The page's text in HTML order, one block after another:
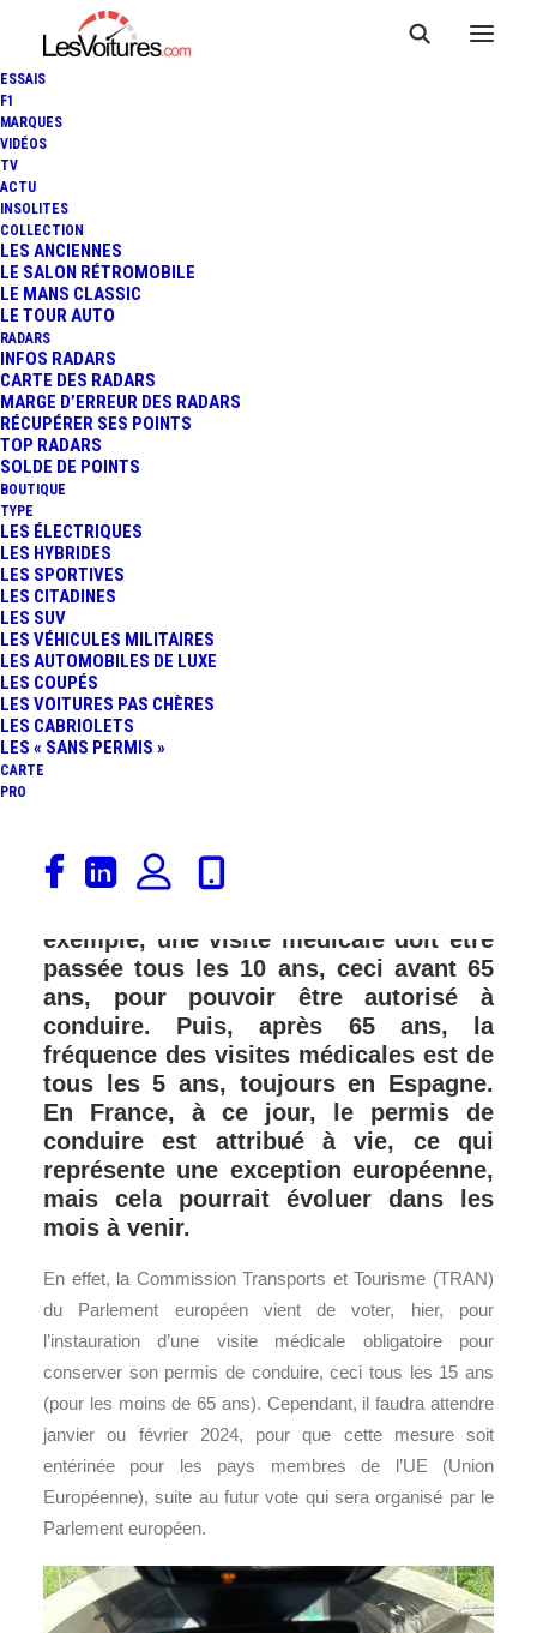
ESSAIS
F1
MARQUES
VIDÉOS
TV
ACTU
INSOLITES
COLLECTION
LES ANCIENNES
LE SALON RÉTROMOBILE
LE MANS CLASSIC
LE TOUR AUTO
RADARS
INFOS RADARS
CARTE DES RADARS
MARGE D’ERREUR DES RADARS
RÉCUPÉRER SES POINTS
TOP RADARS
SOLDE DE POINTS
BOUTIQUE
TYPE
LES ÉLECTRIQUES
LES HYBRIDES
LES SPORTIVES
LES CITADINES
LES SUV
LES VÉHICULES MILITAIRES
LES AUTOMOBILES DE LUXE
LES COUPÉS
LES VOITURES PAS CHÈRES
LES CABRIOLETS
LES « SANS PERMIS »
CARTE
PRO
UNE VISITE MÉDICALE
OBLIGATOIRE TOUS LES 15
3 Minutes
En Europe, le permis de conduire (B)
sera-t-il suspendu automatiquement,
exemple, une visite médicale doit être
passée tous les 10 ans, ceci avant 65
ans, pour pouvoir être autorisé à
conduire. Puis, après 65 ans, la
fréquence des visites médicales est de
tous les 5 ans, toujours en Espagne.
En France, à ce jour, le permis de
conduire est attribué à vie, ce qui
représente une exception européenne,
mais cela pourrait évoluer dans les
mois à venir.
En effet, la Commission Transports et Tourisme (TRAN)
du Parlement européen vient de voter, hier, pour
l’instauration d’une visite médicale obligatoire pour
conserver son permis de conduire, ceci tous les 15 ans
(pour les moins de 65 ans). Cependant, il faudra attendre
janvier ou février 2024, pour que cette mesure soit
entérinée pour les pays membres de l’UE (Union
Européenne), suite au futur vote qui sera organisé par le
Parlement européen.